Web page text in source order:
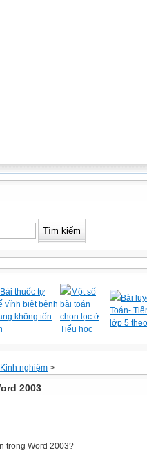
Bài thuốc tự
vĩnh biệt bệnh
không tốn
Một số
bài toán
chọn lọc ở
Tiểu học
Bài
Toán-
lớp 5
nghiệm >
2003
trong Word 2003?